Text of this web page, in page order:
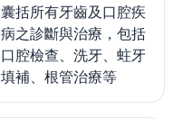
囊括所有牙齒及口腔疾
病之診斷與治療，包括
口腔檢查、洗牙、蛀牙
填補、根管治療等